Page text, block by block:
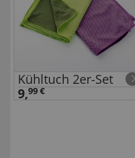
Kühltuch 2er-Set
9,99 €